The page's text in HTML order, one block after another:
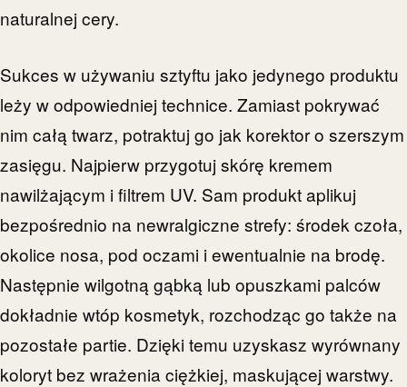
naturalnej cery.
Sukces w używaniu sztyftu jako jedynego produktu
leży w odpowiedniej technice. Zamiast pokrywać
nim całą twarz, potraktuj go jak korektor o szerszym
zasięgu. Najpierw przygotuj skórę kremem
nawilżającym i filtrem UV. Sam produkt aplikuj
bezpośrednio na newralgiczne strefy: środek czoła,
okolice nosa, pod oczami i ewentualnie na brodę.
Następnie wilgotną gąbką lub opuszkami palców
dokładnie wtóp kosmetyk, rozchodząc go także na
pozostałe partie. Dzięki temu uzyskasz wyrównany
koloryt bez wrażenia ciężkiej, maskującej warstwy.